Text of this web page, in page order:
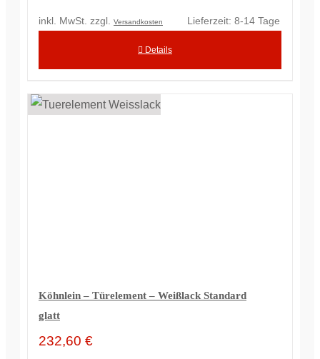
inkl. MwSt. zzgl. Versandkosten Lieferzeit: 8-14 Tage
Details
Köhnlein – Türelement – Weißlack Standard
glatt
232,60 €